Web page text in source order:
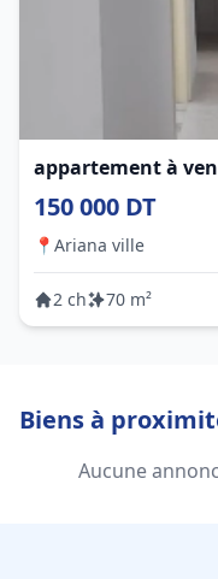
appartement à
150 000 DT
📍 Ariana ville
2 ch 70 m²
Biens à
Aucune